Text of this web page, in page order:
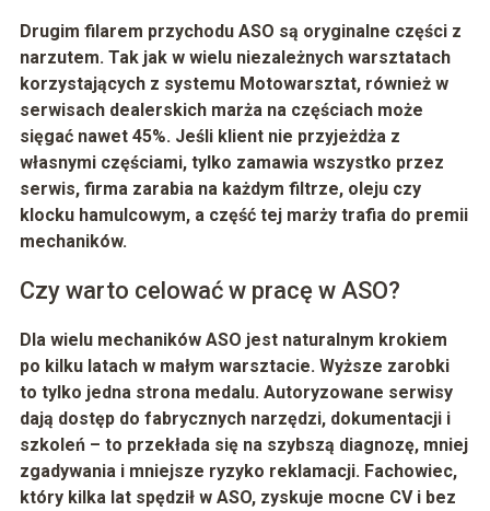
Drugim filarem przychodu ASO są oryginalne częściz
narzutem. Tak jak w wielu niezależnych warsztatach
korzystających z systemu Motowarsztat, również w
serwisach dealerskich marża na częściach może
sięgać nawet 45%. Jeśli klient nie przyjeżdża z
własnymi częściami, tylko zamawia wszystko przez
serwis, firma zarabia na każdym filtrze, oleju czy
klocku hamulcowym, a część tej marży trafia do premii
mechaników.
Czy warto celować w pracę w ASO?
Dla wielu mechaników ASO jest naturalnym krokiem
po kilku latach w małym warsztacie. Wyższe zarobki
to tylko jedna strona medalu. Autoryzowane serwisy
dają dostęp do fabrycznych narzędzi, dokumentacji i
szkoleń – to przekłada się na szybszą diagnozę, mniej
zgadywania i mniejsze ryzyko reklamacji. Fachowiec,
który kilka lat spędził w ASO, zyskuje mocne CV i bez